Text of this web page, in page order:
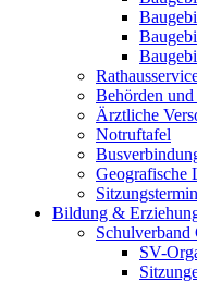
Behörden
Ärztliche
Notruftafel
Geografische
Bildung &
Schulverband
SV-